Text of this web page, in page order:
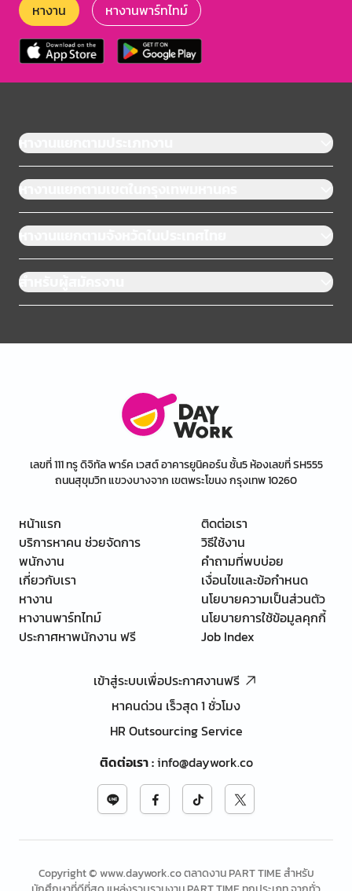
หางาน หางานพาร์ทไทม์
หางานแยกตามประเภทงาน
หางานแยกตามเขตในกรุงเทพมหานคร
หางานแยกตามจังหวัดในประเทศไทย
สำหรับผู้สมัครงาน
เลขที่ 111 ทรู ดิจิทัล พาร์ค เวสต์ อาคารยูนิคอร์น ชั้น5 ห้องเลขที่ SH555
ถนนสุขุมวิท แขวงบางจาก เขตพระโขนง กรุงเทพ 10260
หน้าแรก
บริการหาคน ช่วยจัดการ
พนักงาน
เกี่ยวกับเรา
หางาน
หางานพาร์ทไทม์
ประกาศหาพนักงาน ฟรี
ติดต่อเรา
วิธีใช้งาน
คำถามที่พบบ่อย
เงื่อนไขและข้อกำหนด
นโยบายความเป็นส่วนตัว
นโยบายการใช้ข้อมูลคุกกี้
Job Index
เข้าสู่ระบบเพื่อประกาศงานฟรี
หาคนด่วน เร็วสุด 1 ชั่วโมง
HR Outsourcing Service
ติดต่อเรา:info@daywork.co
Copyright © www.daywork.co ตลาดงาน PART TIME สำหรับ